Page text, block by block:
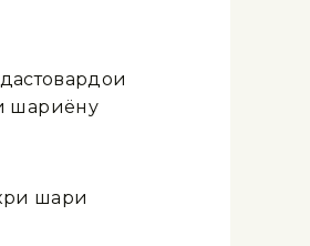
шаҳриёну
шаҳри